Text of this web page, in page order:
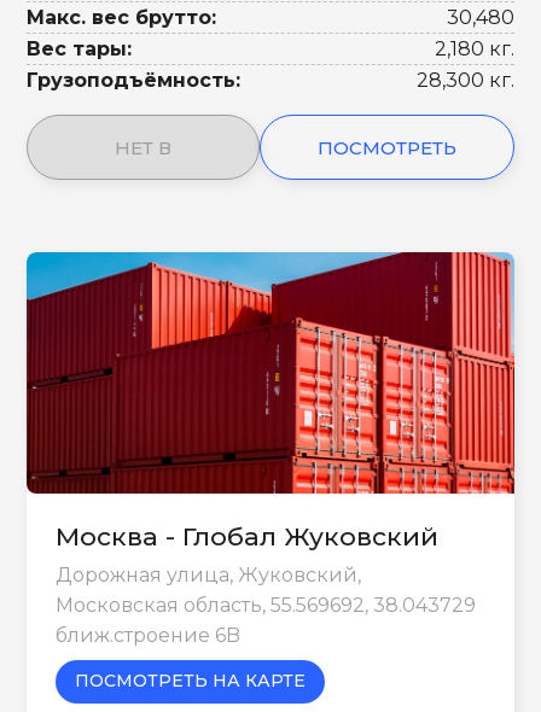
Макс. вес брутто:
30,480
Вес тары:
2,180 кг.
Грузоподъёмность:
28,300 кг.
НЕТ В ПОСМОТРЕТЬ
Москва - Глобал Жуковский
Дорожная улица, Жуковский,
Московская область, 55.569692, 38.043729
ближ.строение 6B
ПОСМОТРЕТЬ НА КАРТЕ